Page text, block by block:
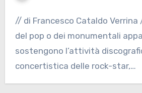
// di Francesco Cataldo Verrina
del pop o dei monumentali
sostengono l’attività
concertistica delle rock-star,…